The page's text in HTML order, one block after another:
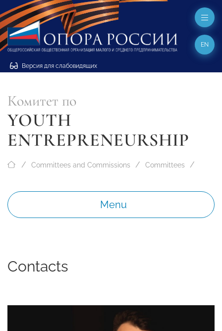
Версия для слабовидящих
EN
Комитет по
YOUTH
ENTREPRENEURSHIP
Committees and Commissions Committees
Menu
Contacts